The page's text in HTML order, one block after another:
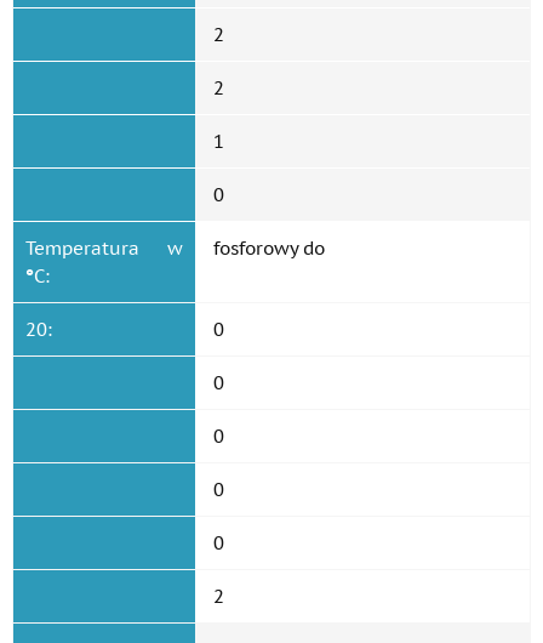
2
2
1
0
Temperatura w
°C:
fosforowy do
20: 0
0
0
0
0
2